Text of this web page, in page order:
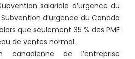
salariale d’urgence du
d’urgence du Canada
que seulement 35 % des PME
de ventes normal.
canadienne de l’entreprise